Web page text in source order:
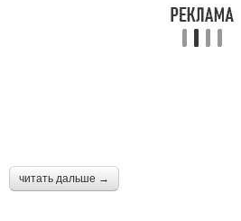
читать дальше →